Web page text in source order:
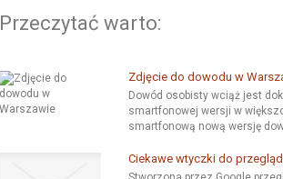
Przeczytać warto:
Zdjęcie do dowodu w
Dowód osobisty wciąż jest
smartfonowej wersji w
smartfonową nową wersję
Ciekawe wtyczki do